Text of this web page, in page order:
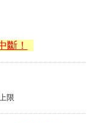
斷！
限